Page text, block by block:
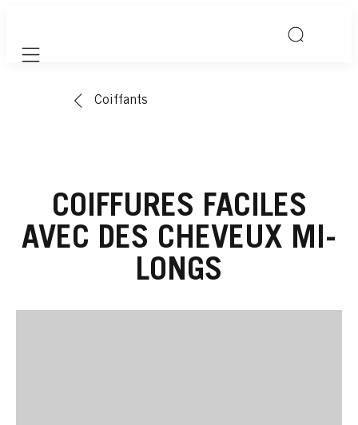
Mobile navigation
Coiffants
COIFFURES FACILES
AVEC DES CHEVEUX MI-
LONGS